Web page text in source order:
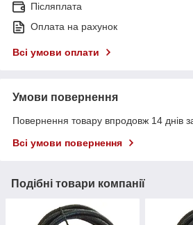
Післяплата
Оплата на рахунок
Всі умови оплати
Умови повернення
Повернення товару впродовж 14 днів
Всі умови повернення
Подібні товари компанії